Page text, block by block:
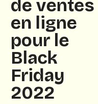
de ventes
en ligne
pour le
Black
Friday
2022